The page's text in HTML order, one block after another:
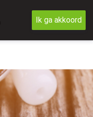
Ik ga akkoord